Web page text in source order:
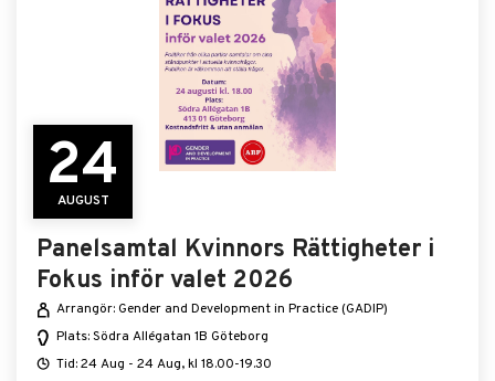
24
AUGUST
Panelsamtal Kvinnors Rättigheter i
Fokus inför valet 2026
Arrangör: Gender and Development in Practice (GADIP)
Plats: Södra Allégatan 1B Göteborg
Tid: 24 Aug - 24 Aug, kl 18.00-19.30